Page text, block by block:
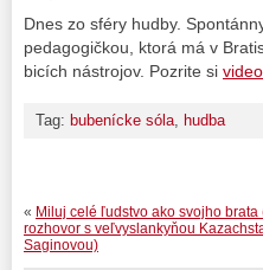
Dnes zo sféry hudby.
pedagogičkou, ktorá má v
bicích nástrojov. Pozrite si
Tag: bubenícke sóla hudba
« Miluj celé ľudstvo ako svojho
rozhovor s veľvyslankyňou
Saginovou)